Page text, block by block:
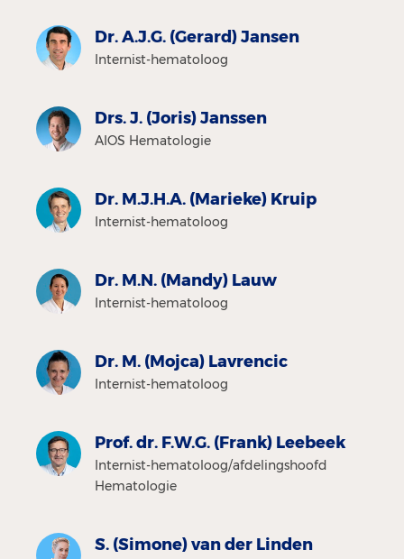
Dr. A.J.G. (Gerard) Jansen
Internist-hematoloog
Drs. J. (Joris) Janssen
AIOS Hematologie
Dr. M.J.H.A. (Marieke) Kruip
Internist-hematoloog
Dr. M.N. (Mandy) Lauw
Internist-hematoloog
Dr. M. (Mojca) Lavrencic
Internist-hematoloog
Prof. dr. F.W.G. (Frank) Leebeek
Internist-hematoloog/afdelingshoofd
Hematologie
S. (Simone) van der Linden